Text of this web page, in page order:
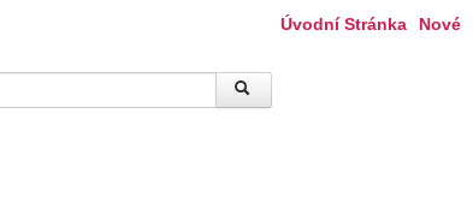
Úvodní Stránka Nové